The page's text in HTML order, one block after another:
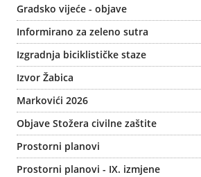
Gradsko vijeće - objave
Informirano za zeleno sutra
Izgradnja biciklističke staze
Izvor Žabica
Markovići 2026
Objave Stožera civilne zaštite
Prostorni planovi
Prostorni planovi - IX. izmjene